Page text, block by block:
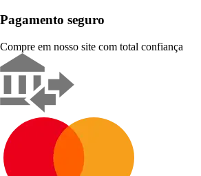
Pagamento seguro
Compre em nosso site com total confiança